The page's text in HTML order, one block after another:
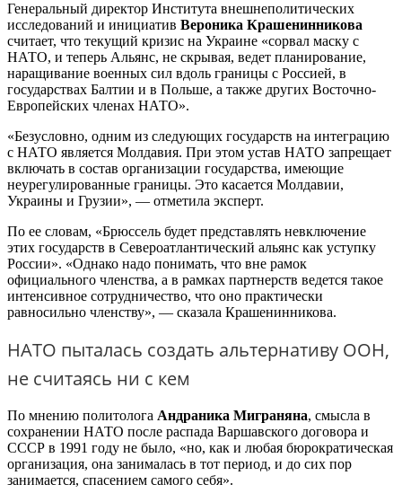
Генеральный директор Института внешнеполитических
исследований и инициатив Вероника Крашенинникова
считает, что текущий кризис на Украине «сорвал маску с
НАТО, и теперь Альянс, не скрывая, ведет планирование,
наращивание военных сил вдоль границы с Россией, в
государствах Балтии и в Польше, а также других Восточно-
Европейских членах НАТО».
«Безусловно, одним из следующих государств на интеграцию
с НАТО является Молдавия. При этом устав НАТО запрещает
включать в состав организации государства, имеющие
неурегулированные границы. Это касается Молдавии,
Украины и Грузии», — отметила эксперт.
По ее словам, «Брюссель будет представлять невключение
этих государств в Североатлантический альянс как уступку
России». «Однако надо понимать, что вне рамок
официального членства, а в рамках партнерств ведется такое
интенсивное сотрудничество, что оно практически
равносильно членству», — сказала Крашенинникова.
НАТО пыталась создать альтернативу ООН,
не считаясь ни с кем
По мнению политолога Андраника Миграняна, смысла в
сохранении НАТО после распада Варшавского договора и
СССР в 1991 году не было, «но, как и любая бюрократическая
организация, она занималась в тот период, и до сих пор
занимается, спасением самого себя».